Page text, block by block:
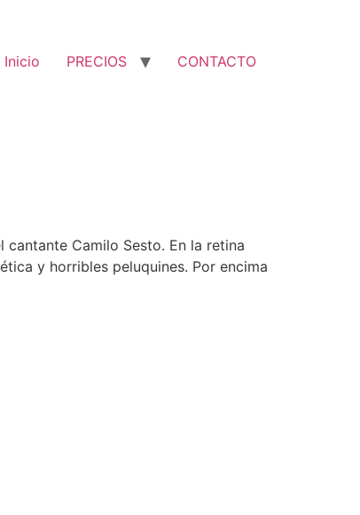
Inicio PRECIOS CONTACTO
Camilo Sesto. En la retina
y horribles peluquines. Por encima